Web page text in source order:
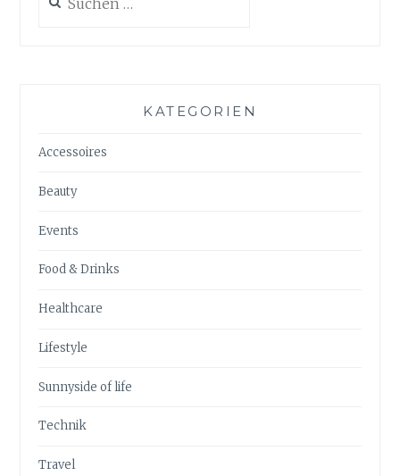
nach:
KATEGORIEN
Accessoires
Beauty
Events
Food & Drinks
Healthcare
Lifestyle
Sunnyside of life
Technik
Travel